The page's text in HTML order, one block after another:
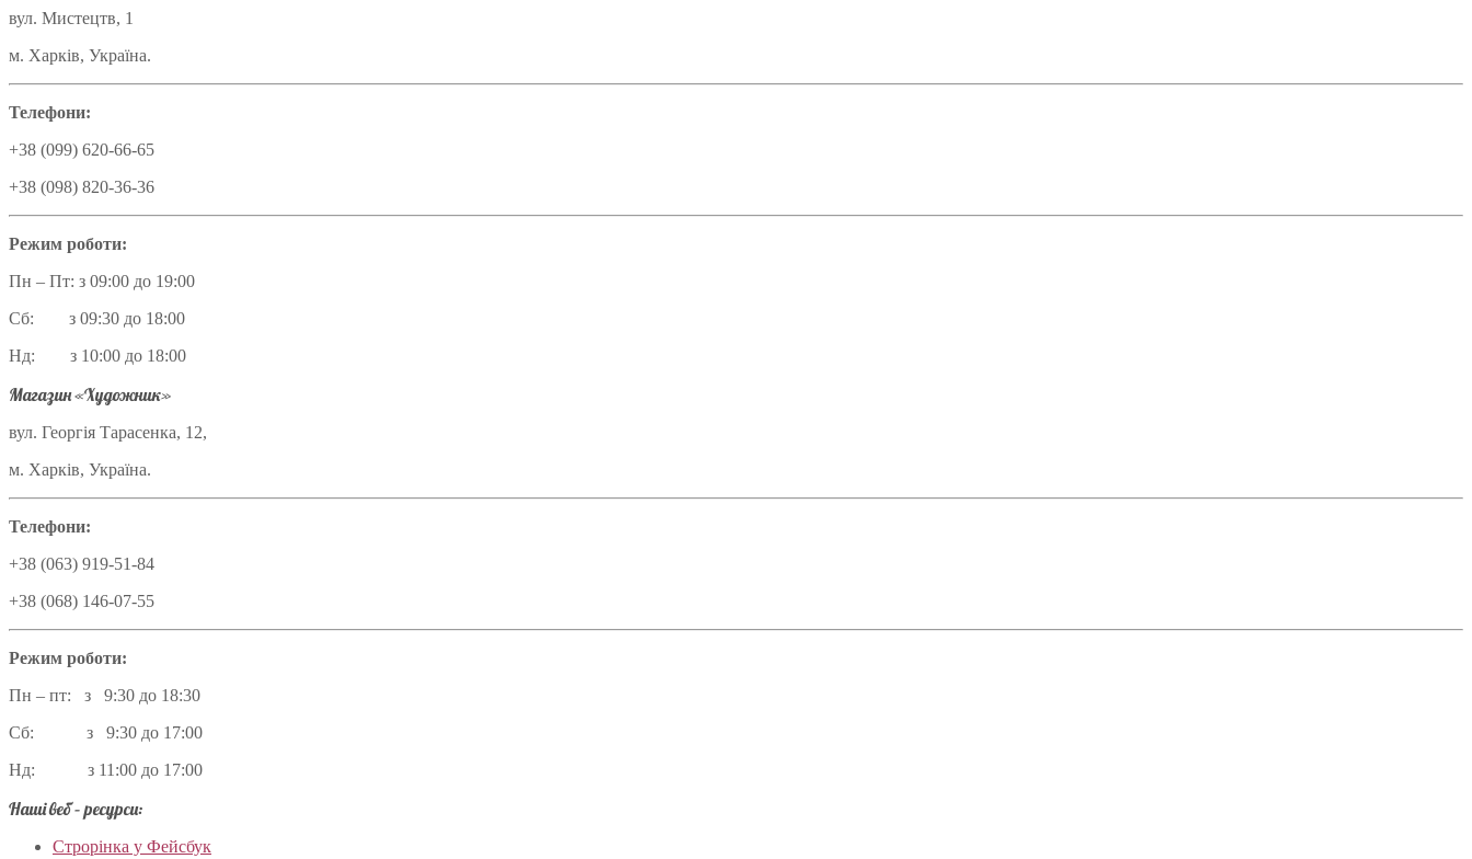
вул. Мистецтв, 1
м. Харків, Україна.
Телефони:
+38 (099) 620-66-65
+38 (098) 820-36-36
Режим роботи:
Пн – Пт: з 09:00 до 19:00
Сб: з 09:30 до 18:00
Нд: з 10:00 до 18:00
Магазин «Художник»
вул. Георгія Тарасенка, 12,
м. Харків, Україна.
Телефони:
+38 (063) 919-51-84
+38 (068) 146-07-55
Режим роботи:
Пн – пт: з 9:30 до 18:30
Сб: з 9:30 до 17:00
Нд: з 11:00 до 17:00
Наші веб – ресурси:
Строрінка у Фейсбук